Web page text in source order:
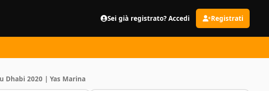
Sei già registrato? Accedi Registrati
Dhabi 2020 | Yas Marina